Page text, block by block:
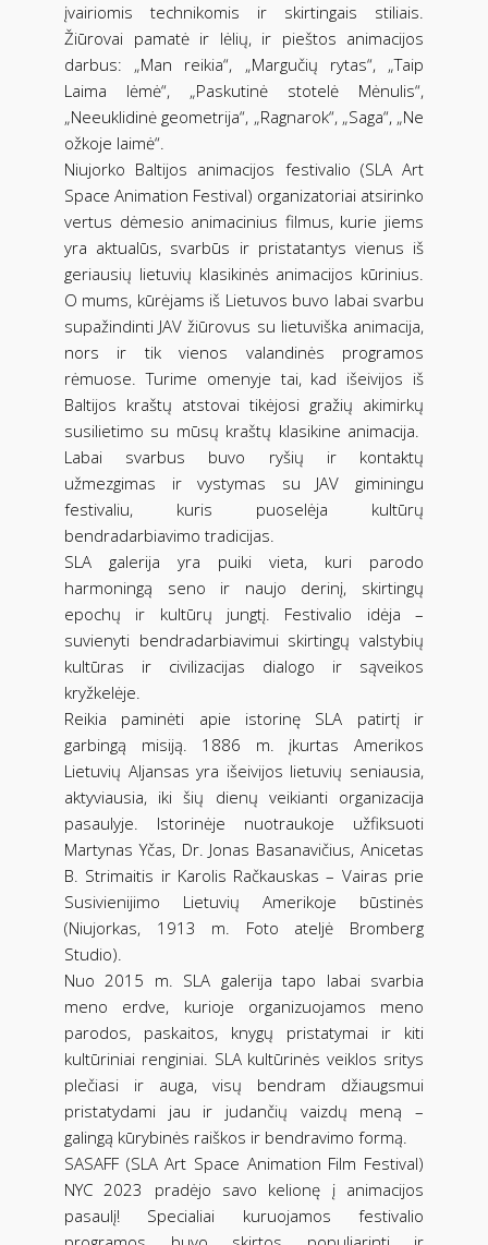
įvairiomis technikomis ir skirtingais stiliais.
Žiūrovai pamatė ir lėlių, ir pieštos animacijos
darbus: „Man reikia“, „Margučių rytas“, „Taip
Laima lėmė“, „Paskutinė stotelė Mėnulis“,
„Neeuklidinė geometrija“, „Ragnarok“, „Saga“, „Ne
ožkoje laimė“.
Niujorko Baltijos animacijos festivalio (SLA Art
Space Animation Festival) organizatoriai atsirinko
vertus dėmesio animacinius filmus, kurie jiems
yra aktualūs, svarbūs ir pristatantys vienus iš
geriausių lietuvių klasikinės animacijos kūrinius.
O mums, kūrėjams iš Lietuvos buvo labai svarbu
supažindinti JAV žiūrovus su lietuviška animacija,
nors ir tik vienos valandinės programos
rėmuose. Turime omenyje tai, kad išeivijos iš
Baltijos kraštų atstovai tikėjosi gražių akimirkų
susilietimo su mūsų kraštų klasikine animacija.
Labai svarbus buvo ryšių ir kontaktų
užmezgimas ir vystymas su JAV giminingu
festivaliu, kuris puoselėja kultūrų
bendradarbiavimo tradicijas.
SLA galerija yra puiki vieta, kuri parodo
harmoningą seno ir naujo derinį, skirtingų
epochų ir kultūrų jungtį. Festivalio idėja –
suvienyti bendradarbiavimui skirtingų valstybių
kultūras ir civilizacijas dialogo ir sąveikos
kryžkelėje.
Reikia paminėti apie istorinę SLA patirtį ir
garbingą misiją. 1886 m. įkurtas Amerikos
Lietuvių Aljansas yra išeivijos lietuvių seniausia,
aktyviausia, iki šių dienų veikianti organizacija
pasaulyje. Istorinėje nuotraukoje užfiksuoti
Martynas Yčas, Dr. Jonas Basanavičius, Anicetas
B. Strimaitis ir Karolis Račkauskas – Vairas prie
Susivienijimo Lietuvių Amerikoje būstinės
(Niujorkas, 1913 m. Foto ateljė Bromberg
Studio).
Nuo 2015 m. SLA galerija tapo labai svarbia
meno erdve, kurioje organizuojamos meno
parodos, paskaitos, knygų pristatymai ir kiti
kultūriniai renginiai. SLA kultūrinės veiklos sritys
plečiasi ir auga, visų bendram džiaugsmui
pristatydami jau ir judančių vaizdų meną –
galingą kūrybinės raiškos ir bendravimo formą.
SASAFF (SLA Art Space Animation Film Festival)
NYC 2023 pradėjo savo kelionę į animacijos
pasaulį! Specialiai kuruojamos festivalio